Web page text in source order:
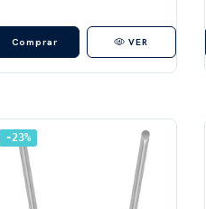
VER
23%